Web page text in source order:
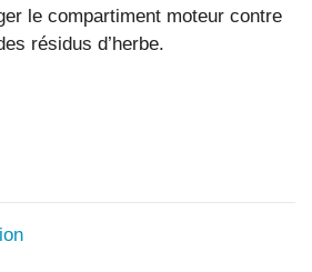
le compartiment moteur contre
résidus d’herbe.